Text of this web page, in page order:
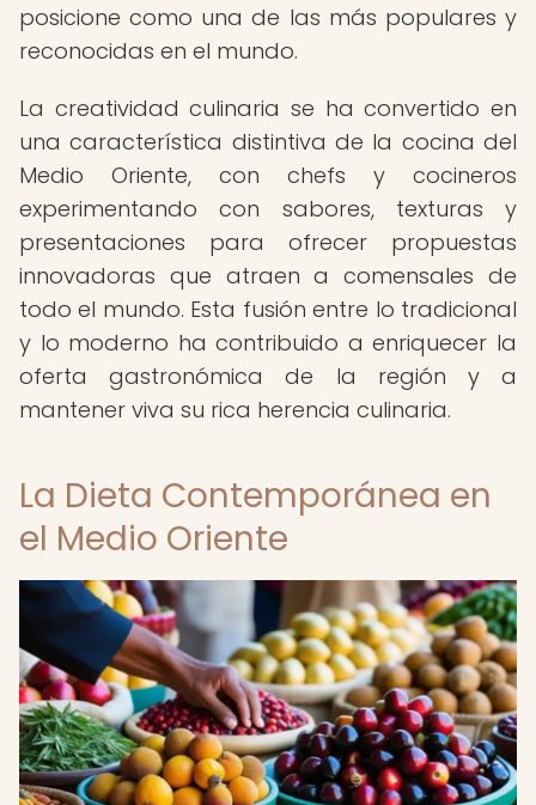
posicione como una de las más populares y
reconocidas en el mundo.
La creatividad culinaria se ha convertido en
una característica distintiva de la cocina del
Medio Oriente, con chefs y cocineros
experimentando con sabores, texturas y
presentaciones para ofrecer propuestas
innovadoras que atraen a comensales de
todo el mundo. Esta fusión entre lo tradicional
y lo moderno ha contribuido a enriquecer la
oferta gastronómica de la región y a
mantener viva su rica herencia culinaria.
La Dieta Contemporánea en
el Medio Oriente